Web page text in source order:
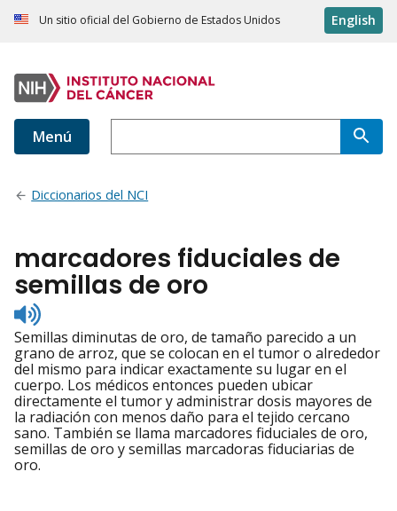
Un sitio oficial del Gobierno de Estados Unidos English
Menú
Diccionarios del NCI
marcadores fiduciales de
semillas de oro
Listen
to
pronunciation
Semillas diminutas de oro, de tamaño parecido a un
grano de arroz, que se colocan en el tumor o alrededor
del mismo para indicar exactamente su lugar en el
cuerpo. Los médicos entonces pueden ubicar
directamente el tumor y administrar dosis mayores de
la radiación con menos daño para el tejido cercano
sano. También se llama marcadores fiduciales de oro,
semillas de oro y semillas marcadoras fiduciarias de
oro.